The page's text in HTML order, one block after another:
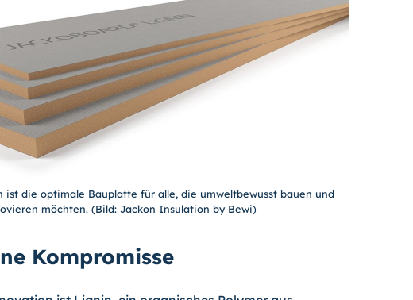
ist die optimale Bauplatte für alle, die umweltbewusst bauen und
möchten. (Bild: Jackon Insulation by Bewi)
Kompromisse